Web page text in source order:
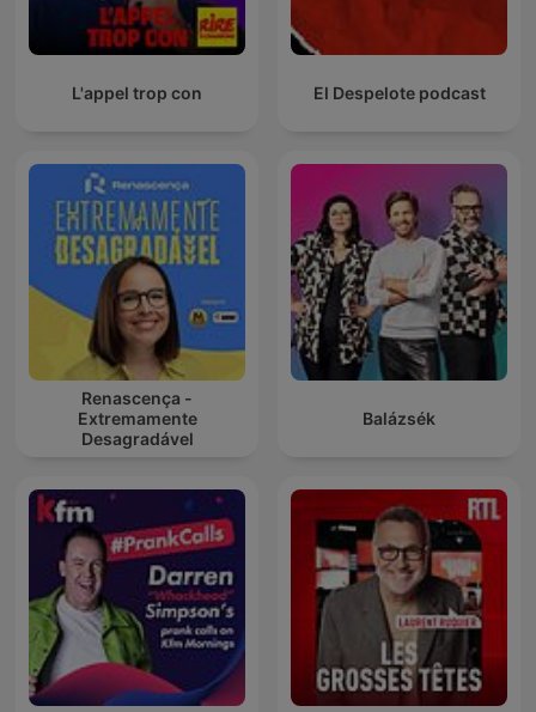
L'appel trop con El Despelote podcast
Renascença -
Extremamente
Desagradável
Balázsék